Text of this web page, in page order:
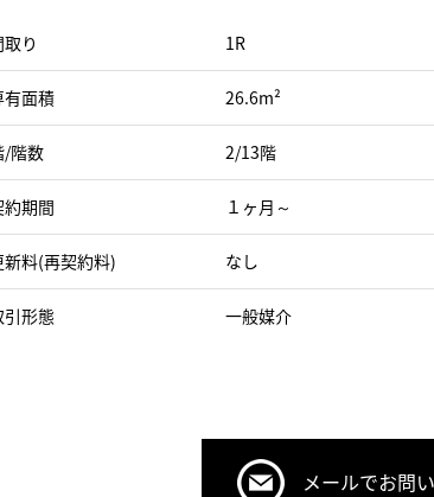
取り 1R
有面積 26.6m²
/階数 2/13階
約期間 １ヶ月～
新料(再契約料) なし
引形態 一般媒介
メールでお問